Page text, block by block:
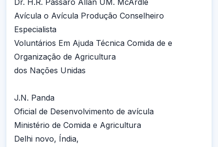
Dr. H.R. Pássaro Allan UM. McArdle
Avícula o Avícula Produção Conselheiro
Especialista
Voluntários Em Ajuda Técnica Comida de e
Organização de Agricultura
dos Nações Unidas
J.N. Panda
Oficial de Desenvolvimento de avícula
Ministério de Comida e Agricultura
Delhi novo, Índia,